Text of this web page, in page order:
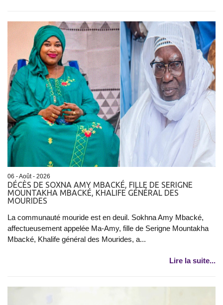
06 - Août - 2026
DÉCÈS DE SOXNA AMY MBACKÉ, FILLE DE SERIGNE
MOUNTAKHA MBACKÉ, KHALIFE GÉNÉRAL DES
MOURIDES
La communauté mouride est en deuil. Sokhna Amy Mbacké,
affectueusement appelée Ma-Amy, fille de Serigne Mountakha
Mbacké, Khalife général des Mourides, a...
Lire la suite...